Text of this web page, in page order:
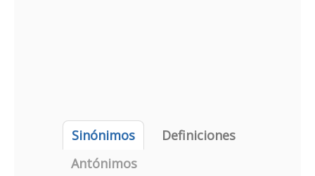
Sinónimos
Definiciones
Antónimos